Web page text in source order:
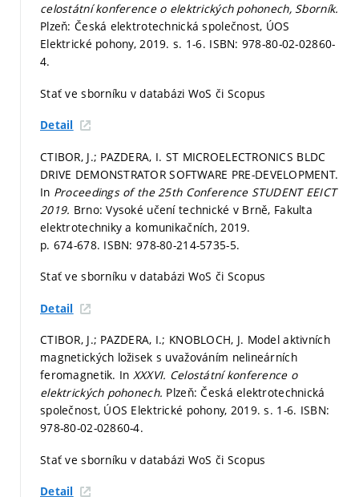
celostátní konference o elektrických pohonech, Sborník.
Plzeň: Česká elektrotechnická společnost, ÚOS
Elektrické pohony, 2019. s. 1-6. ISBN: 978-80-02-02860-
4.
Stať ve sborníku v databázi WoS či Scopus
Detail
CTIBOR, J.; PAZDERA, I. ST MICROELECTRONICS BLDC
DRIVE DEMONSTRATOR SOFTWARE PRE-DEVELOPMENT.
In Proceedings of the 25th Conference STUDENT EEICT
2019. Brno: Vysoké učení technické v Brně, Fakulta
elektrotechniky a komunikačních, 2019.
p. 674-678. ISBN: 978-80-214-5735-5.
Stať ve sborníku v databázi WoS či Scopus
Detail
CTIBOR, J.; PAZDERA, I.; KNOBLOCH, J. Model aktivních
magnetických ložisek s uvažováním nelineárních
feromagnetik. In XXXVI. Celostátní konference o
elektrických pohonech. Plzeň: Česká elektrotechnická
společnost, ÚOS Elektrické pohony, 2019.s. 1-6. ISBN:
978-80-02-02860-4.
Stať ve sborníku v databázi WoS či Scopus
Detail